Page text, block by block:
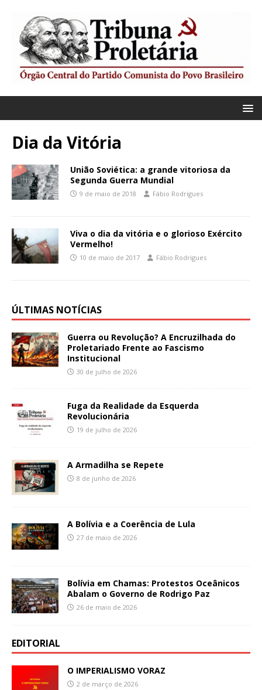
Dia da Vitória
União Soviética: a grande vitoriosa da
Segunda Guerra Mundial
9 de maio de 2018 Fábio Rodrigues
Viva o dia da vitória e o glorioso Exército
Vermelho!
10 de maio de 2017 Fábio Rodrigues
ÚLTIMAS NOTÍCIAS
Guerra ou Revolução? A Encruzilhada do
Proletariado Frente ao Fascismo
Institucional
30 de julho de 2026
Fuga da Realidade da Esquerda
Revolucionária
19 de julho de 2026
A Armadilha se Repete
8 de junho de 2026
A Bolívia e a Coerência de Lula
27 de maio de 2026
Bolívia em Chamas: Protestos Oceânicos
Abalam o Governo de Rodrigo Paz
26 de maio de 2026
EDITORIAL
O IMPERIALISMO VORAZ
2 de março de 2026